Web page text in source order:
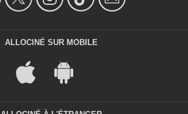
ALLOCINÉ SUR MOBILE